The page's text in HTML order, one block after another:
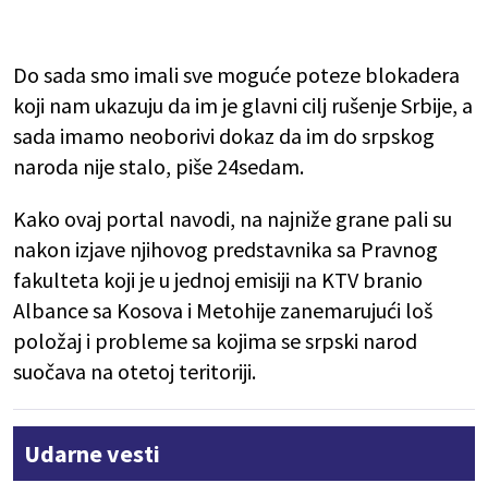
Do sada smo imali sve moguće poteze blokadera
koji nam ukazuju da im je glavni cilj rušenje Srbije, a
sada imamo neoborivi dokaz da im do srpskog
naroda nije stalo, piše 24sedam.
Kako ovaj portal navodi, na najniže grane pali su
nakon izjave njihovog predstavnika sa Pravnog
fakulteta koji je u jednoj emisiji na KTV branio
Albance sa Kosova i Metohije zanemarujući loš
položaj i probleme sa kojima se srpski narod
suočava na otetoj teritoriji.
Udarne vesti